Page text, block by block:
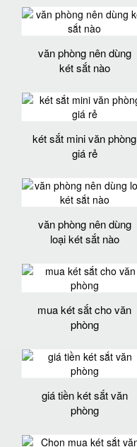
văn phòng nên dùng
két sắt nào
két sắt mini văn phòng
giá rẻ
văn phòng nên dùng
loại két sắt nào
mua két sắt cho văn
phòng
giá tiền két sắt văn
phòng